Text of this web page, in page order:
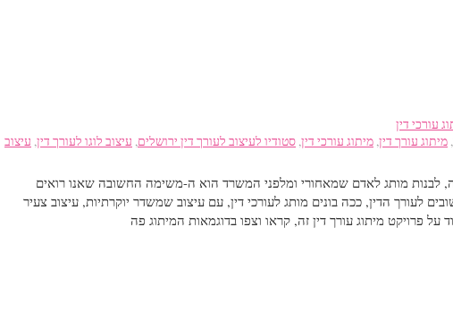
עורכי דין
, מיתוג עורך דין, מיתוג עורכי דין, סטודיו לעיצוב לעורך דין ירושלים, עיצוב לוגו לעורך דין, עיצוב
לבנות מותג לאדם שמאחורי ומלפני המשרד הוא ה-משימה החשובה שאנו רואים
לעורך הדין, ככה בונים מותג לעורכי דין, עם עיצוב שמשדר יוקרתיות, עיצוב צעיר
על פרויקט מיתוג עורך דין זה, קראו וצפו בדוגמאות המיתוג פה